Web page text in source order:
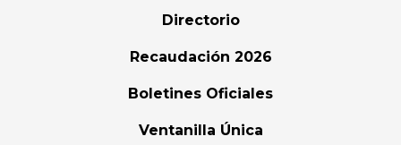
Directorio
Recaudación 2026
Boletines Oficiales
Ventanilla Única